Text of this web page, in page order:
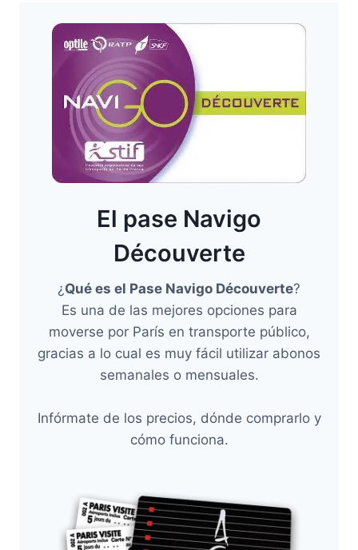
El pase Navigo
Découverte
¿ Qué es el Pase Navigo Découverte?
Es una de las mejores opciones para
moverse por París en transporte público,
gracias a lo cual es muy fácil utilizar abonos
semanales o mensuales.
Infórmate de los precios, dónde comprarlo y
cómo funciona.